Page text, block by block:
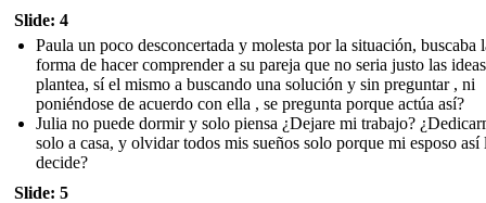
Slide: 4
Paula un poco desconcertada y molesta por la situación, buscaba
forma de hacer comprender a su pareja que no seria justo las
plantea, sí el mismo a buscando una solución y sin preguntar , ni
poniéndose de acuerdo con ella , se pregunta porque actúa así?
Julia no puede dormir y solo piensa ¿Dejare mi trabajo?
solo a casa, y olvidar todos mis sueños solo porque mi esposo así
decide?
Slide: 5